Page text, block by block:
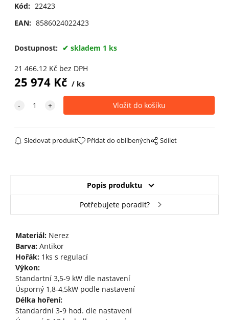
Kód: 22423
EAN: 8586024022423
Dostupnost: skladem 1 ks
21 466.12Kč bez DPH
25 974Kč ks
Sledovat produkt Přidat do oblíbených Sdílet
Popis produktu
Potřebujete poradit?
Materiál:Nerez
Barva:Antikor
Hořák:1ks s regulací
Výkon:
Standartní 3,5-9 kW dle nastavení
Úsporný 1,8-4,5kW podle nastavení
Délka hoření:
Standardní 3-9 hod. dle nastavení